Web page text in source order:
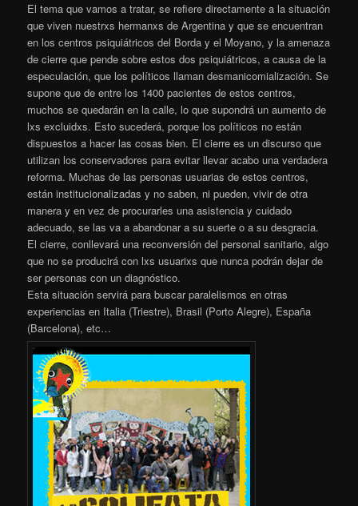
El tema que vamos a tratar, se refiere directamente a la situación
que viven nuestrxs hermanxs de Argentina y que se encuentran
en los centros psiquiátricos del Borda y el Moyano, y la amenaza
de cierre que pende sobre estos dos psiquiátricos, a causa de la
especulación, que los políticos llaman desmanicomialización. Se
supone que de entre los 1400 pacientes de estos centros,
muchos se quedarán en la calle, lo que supondrá un aumento de
lxs excluidxs. Esto sucederá, porque los políticos no están
dispuestos a hacer las cosas bien. El cierre es un discurso que
utilizan los conservadores para evitar llevar acabo una verdadera
reforma. Muchas de las personas usuarias de estos centros,
están institucionalizadas y no saben, ni pueden, vivir de otra
manera y en vez de procurarles una asistencia y cuidado
adecuado, se las va a abandonar a su suerte o a su desgracia.
El cierre, conllevará una reconversión del personal sanitario, algo
que no se producirá con lxs usuarixs que nunca podrán dejar de
ser personas con un diagnóstico.
Esta situación servirá para buscar paralelismos en otras
experiencias en Italia (Triestre), Brasil (Porto Alegre), España
(Barcelona), etc…